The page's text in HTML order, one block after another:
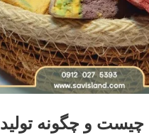
و چگونه تولید